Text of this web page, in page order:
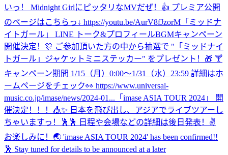
いっ！ Midnight GirlにピッタリなMVだぜ！👍 プレミア公開
のページはこちらっ↓ https://youtu.be/AurV8fJzorM 「ミッドナ
イトガール」 LINE トーク&プロフィールBGMキャンペーン
開催決定！🎊 ご参加頂いた方の中から抽選で "「ミッドナイ
トガール」ジャケットミニステッカー" をプレゼント！🎁 🍸
キャンペーン期間 1/15（月）0:00〜1/31（水）23:59 詳細はホ
ームページをチェック👀 https://www.universal-
music.co.jp/imase/news/2024-01... 「imase ASIA TOUR 2024」 開
催決定！！！🎪✨ 日本を飛び出し、アジアでライブツアーし
ちゃいますっ！🕺🕺 日程や会場などの詳細は後日発表！✌️
お楽しみに！🌏 'imase ASIA TOUR 2024' has been confirmed!!
🕺 Stay tuned for details to be announced at a later